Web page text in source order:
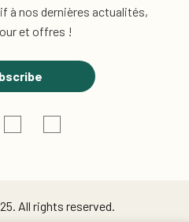
à nos dernières actualités,
et offres !
All rights reserved.